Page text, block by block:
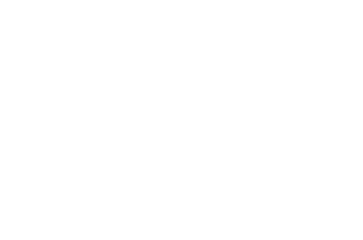
am Smartphone, am Tablet oder bequem vom PC